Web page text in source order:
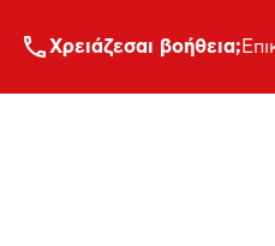
Xρειάζεσαι βοήθεια;